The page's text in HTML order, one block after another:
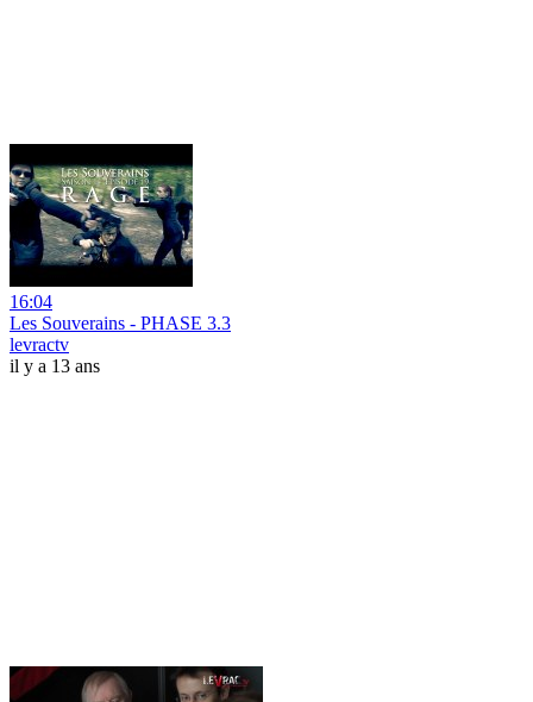
16:04
Les Souverains - PHASE 3.3
levractv
il y a 13 ans